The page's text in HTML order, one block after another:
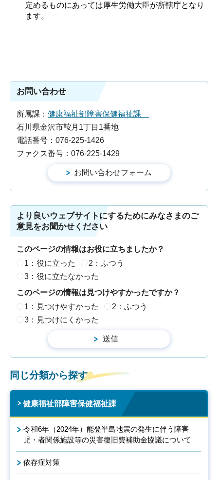
定めるものにあっては厚生労働大臣が所轄庁となり
ます。
お問い合わせ
所属課： 健康福祉部障害保健福祉課
石川県金沢市鞍月1丁目1番地
電話番号：076-225-1426
ファクス番号：076-225-1429
より良いウェブサイトにするためにみなさまのご
意見をお聞かせください
このページの情報はお役に立ちましたか？
1：役に立った
2：ふつう
3：役に立たなかった
このページの情報は見つけやすかったですか？
1：見つけやすかった
2：ふつう
3：見つけにくかった
同じ分類から探す
健康福祉部障害保健福祉課
令和6年（2024年）能登半島地震の発生に伴う障害
児・者関係施設等の災害復旧費補助金協議について
依存症対策